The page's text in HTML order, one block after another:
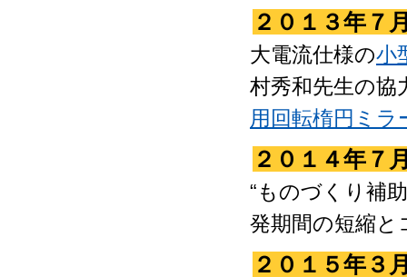
２０１３年７
大電流仕様の小
村秀和先生の協
用回転楕円ミラ
２０１４年７
“ものづくり補
発期間の短縮
２０１５年３